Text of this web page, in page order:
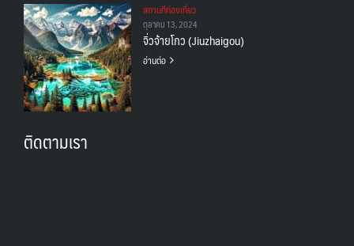
สถานทีท่องเที่ยว
ตุลาคม 13, 2024
จิ่วจ้ายโกว (Jiuzhaigou)
อ่านต่อ
ติดตามเรา